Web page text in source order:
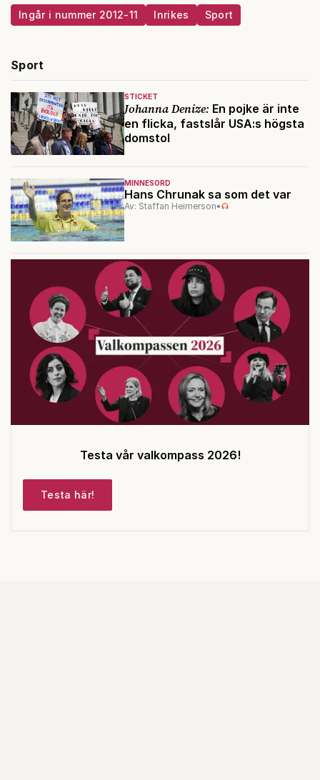
Ingår i nummer 2012-11 Inrikes Sport
Sport
STICKET
Johanna Denize: En pojke är inte
en flicka, fastslår USA:s högsta
domstol
MINNESORD
Hans Chrunak sa som det var
Av: Staffan Heimerson•
Testa vår valkompass 2026!
Testa här!